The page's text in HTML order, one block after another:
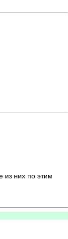
из них по этим